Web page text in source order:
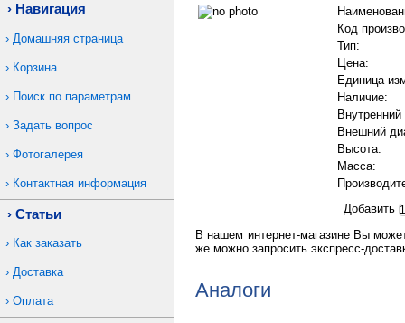
Навигация
Домашняя страница
Корзина
Поиск по параметрам
Задать вопрос
Фотогалерея
Контактная информация
Статьи
Как заказать
Доставка
Оплата
Код
Тип:
Цена:
Единица
Наличие:
Внешний
Высота:
Масса:
Добавить
В нашем интернет-магазине Вы
же можно запросить экспресс-
Аналоги